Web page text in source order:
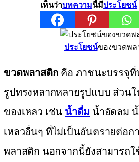
เห็นว่าบทความนี้มีประโยชน์
ประโยชน์ของขวดพล
ขวดพลาสติกคือ ภาชนะบรรจุ
รูปทรงหลากหลายรูปแบบ ส่วน
ของเหลว เช่นน้ำดื่มน้ำอัดลม
เหลวอื่นๆ ที่ไม่เป็นอันตรายต่อก
พลาสติก นอกจากนี้ยังสามารถ